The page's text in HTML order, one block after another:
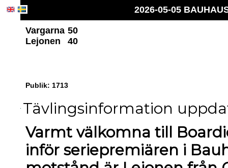
2026-05-05
Vargarna 50
Lejonen
40
Publik: 1713
Tävlingsinformation
Varmt välkomna till
inför seriepremiären i